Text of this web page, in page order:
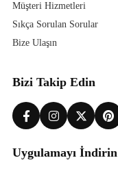
Müşteri Hizmetleri
Sıkça Sorulan Sorular
Bize Ulaşın
Bizi Takip Edin
Uygulamayı İndirin